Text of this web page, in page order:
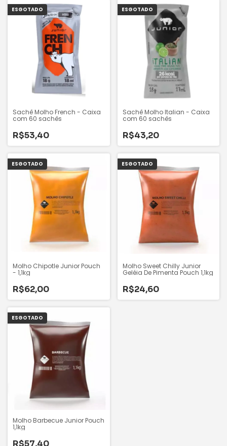
ESGOTADO
Sachê Molho French - Caixa
com 60 sachês
R$53,40
ESGOTADO
Sachê Molho Italian - Caixa
com 60 sachês
R$43,20
ESGOTADO
Molho Chipotle Junior Pouch
- 1,1kg
R$62,00
ESGOTADO
Molho Sweet Chilly Junior
Geléia De Pimenta Pouch 1,1kg
R$24,60
ESGOTADO
Molho Barbecue Junior Pouch
1,1kg
R$57,40